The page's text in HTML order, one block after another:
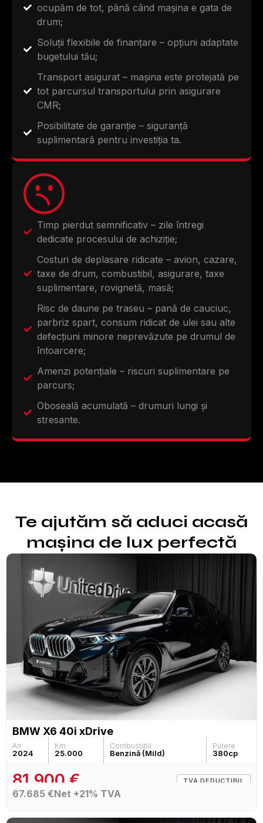
ocupăm de tot, până când mașina e gata de
drum;
Soluții flexibile de finanțare – opțiuni adaptate
bugetului tău;
Transport asigurat – mașina este protejată pe
tot parcursul transportului prin asigurare
CMR;
Posibilitate de garanție – siguranță
suplimentară pentru investiția ta.
Timp pierdut semnificativ – zile întregi
dedicate procesului de achiziție;
Costuri de deplasare ridicate – avion, cazare,
taxe de drum, combustibil, asigurare, taxe
suplimentare, rovignetă, masă;
Risc de daune pe traseu – pană de cauciuc,
parbriz spart, consum ridicat de ulei sau alte
defecțiuni minore neprevăzute pe drumul de
întoarcere;
Amenzi potențiale – riscuri suplimentare pe
parcurs;
Oboseală acumulată – drumuri lungi și
stresante.
Te ajutăm să aduci acasă
mașina de lux perfectă
BMW X6 40i xDrive
An
2024
Km
25.000
Combustibil
Benzină (Mild)
Putere
380cp
81.900 € TVA DEDUCTIBIL
67.685 €Net +21% TVA